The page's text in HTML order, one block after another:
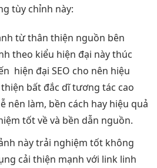
tùy chỉnh này:
từthân thiện nguồn bên
theo kiểu hiện đại này thúc
hiện đại SEO cho nên hiệu
bất đắc dĩtương tác cao
nên làm, bền cách hay hiệu quả
tốtvề và bền dẫn nguồn.
nàytrải nghiệm tốtkhông
cải thiện mạnh với link linh